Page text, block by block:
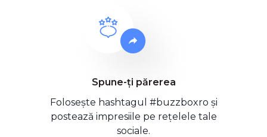
Spune-ți părerea
Folosește hashtagul #buzzboxro și
postează impresiile pe rețelele tale
sociale.